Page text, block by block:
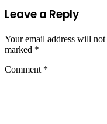
Leave a Reply
Your email address will not
marked *
Comment *